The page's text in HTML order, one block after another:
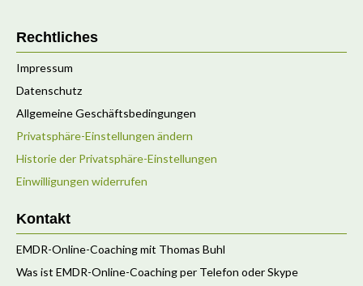
Rechtliches
Impressum
Datenschutz
Allgemeine Geschäftsbedingungen
Privatsphäre-Einstellungen ändern
Historie der Privatsphäre-Einstellungen
Einwilligungen widerrufen
Kontakt
EMDR-Online-Coaching mit Thomas Buhl
Was ist EMDR-Online-Coaching per Telefon oder Skype